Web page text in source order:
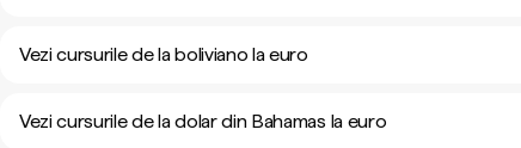
Vezi cursurile de la boliviano la euro
Vezi cursurile de la dolar din Bahamas la euro